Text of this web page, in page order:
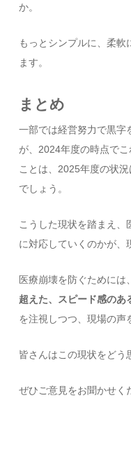
か。
もっとシンプルに、柔
ます。
まとめ
一部では経営努力で黒字
が、2024年度の時点で
ことは、2025年度の状
でしょう。
こうした現状を踏まえ、
に対応していくのかが、
医療崩壊を防ぐためには、
超えた、スピード感のあ
を注視しつつ、現場の声
皆さんはこの現状をどう
ぜひご意見をお聞かせく